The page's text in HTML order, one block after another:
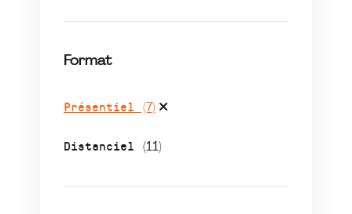
Format
Présentiel (7)
Distanciel (11)